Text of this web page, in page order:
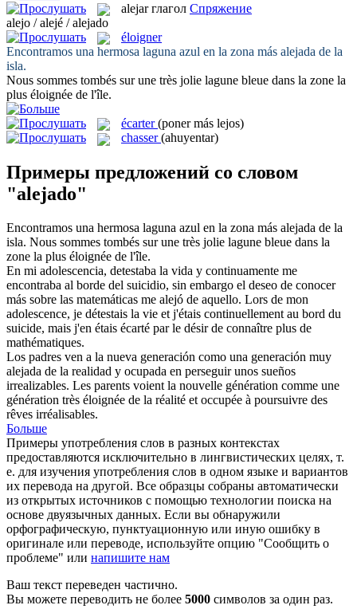
alejar глагол Спряжение
alejo / alejé / alejado
éloigner
Encontramos una hermosa laguna azul en la zona más alejada de la
isla.
Nous sommes tombés sur une très jolie lagune bleue dans la zone la
plus éloignée de l'île.
écarter (poner más lejos)
chasser (ahuyentar)
Примеры предложений со словом
"alejado"
Encontramos una hermosa laguna azul en la zona más alejada de la
isla. Nous sommes tombés sur une très jolie lagune bleue dans la
zone la plus éloignée de l'île.
En mi adolescencia, detestaba la vida y continuamente me
encontraba al borde del suicidio, sin embargo el deseo de conocer
más sobre las matemáticas me alejó de aquello. Lors de mon
adolescence, je détestais la vie et j'étais continuellement au bord du
suicide, mais j'en étais écarté par le désir de connaître plus de
mathématiques.
Los padres ven a la nueva generación como una generación muy
alejada de la realidad y ocupada en perseguir unos sueños
irrealizables. Les parents voient la nouvelle génération comme une
génération très éloignée de la réalité et occupée à poursuivre des
rêves irréalisables.
Больше
Примеры употребления слов в разных контекстах
предоставляются исключительно в лингвистических целях, т.
е. для изучения употребления слов в одном языке и вариантов
их перевода на другой. Все образцы собраны автоматически
из открытых источников с помощью технологии поиска на
основе двуязычных данных. Если вы обнаружили
орфографическую, пунктуационную или иную ошибку в
оригинале или переводе, используйте опцию "Сообщить о
проблеме" или напишите нам
Ваш текст переведен частично.
Вы можете переводить не более 5000 символов за один раз.